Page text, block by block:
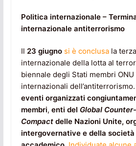
Politica internazionale –
internazionale antiterrorismo
Il 23 giugno si è conclusala
internazionale della lotta al
biennale degli Stati membri
internazionali dell’antiterrorismo.
eventi organizzati
membri, enti del Global
Compactdelle Nazioni Unite,
intergovernative e della